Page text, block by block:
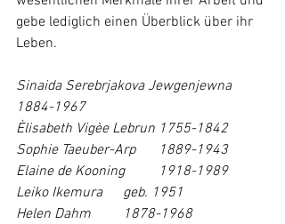
gebe lediglich einen Überblick über ihr
Leben.
Sinaida Serebrjakova Jewgenjewna
1884-1967
Èlisabeth Vigèe Lebrun	1755-1842
Sophie Taeuber-Arp	1889-1943
Elaine de Kooning	1918-1989
Leiko Ikemura	geb. 1951
Helen Dahm	1878-1968